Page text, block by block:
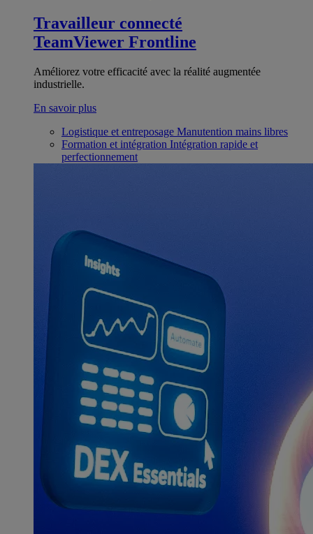
Travailleur connecté
TeamViewer Frontline
Améliorez votre efficacité avec la réalité augmentée
industrielle.
En savoir plus
Logistique et entreposage Manutention mains libres
Formation et intégration Intégration rapide et
perfectionnement